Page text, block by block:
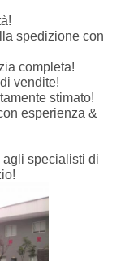
spedizione con
completa!
vendite!
stimato!
esperienza &
specialisti di